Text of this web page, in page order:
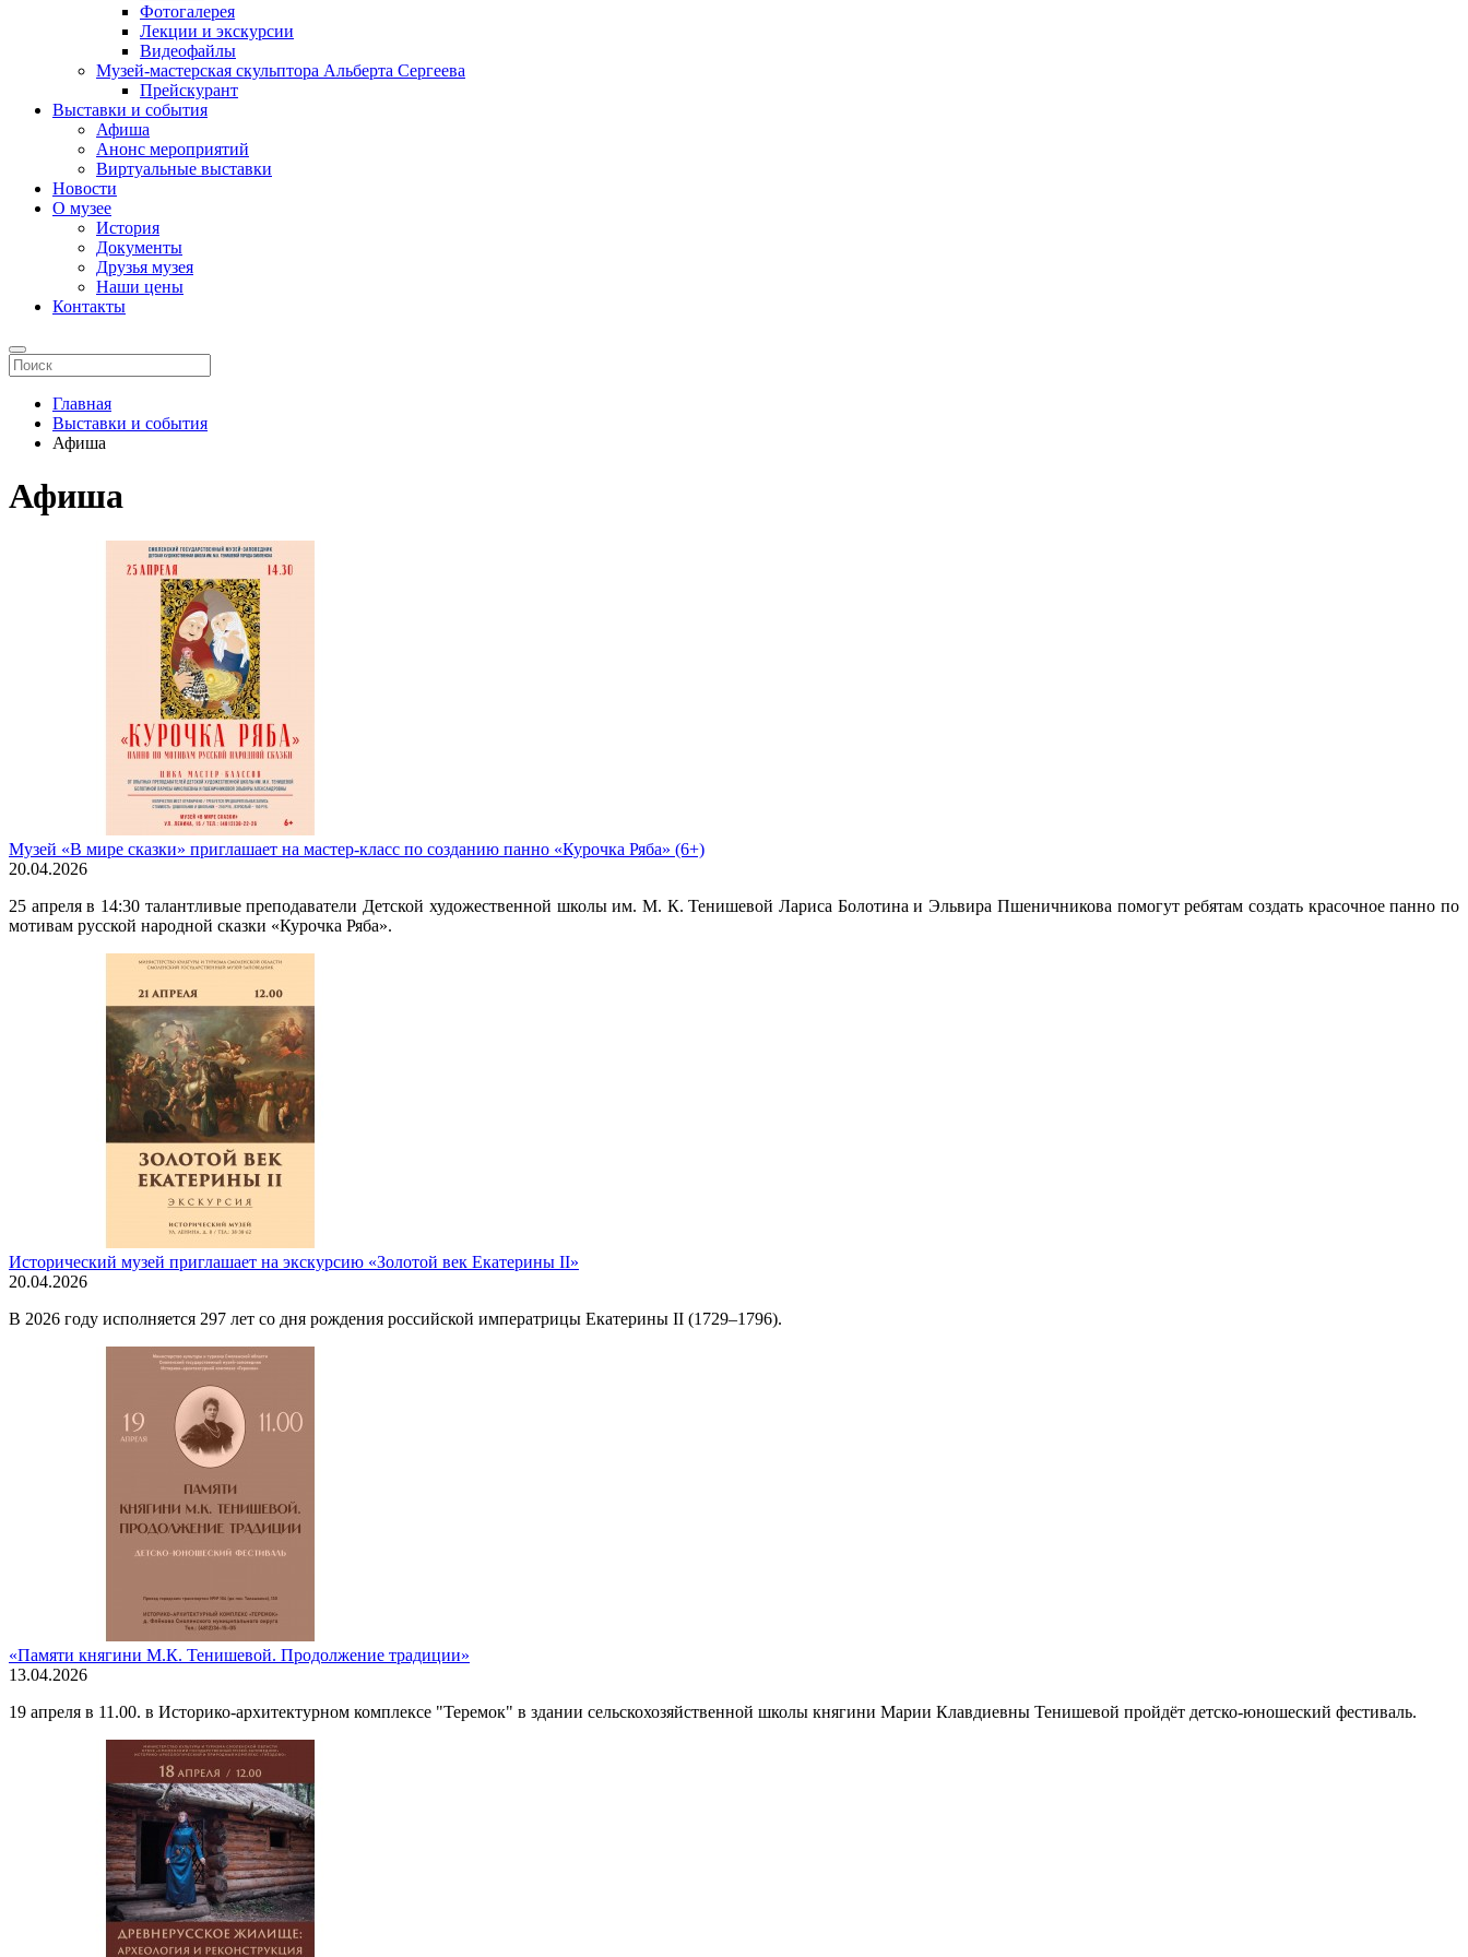
Фотогалерея
Лекции и экскурсии
Видеофайлы
Музей-мастерская скульптора Альберта Сергеева
Прейскурант
Выставки и события
Афиша
Анонс мероприятий
Виртуальные выставки
Новости
О музее
История
Документы
Друзья музея
Наши цены
Контакты
Главная
Выставки и события
Афиша
Афиша
Музей «В мире сказки» приглашает на мастер-класс по созданию панно «Курочка Ряба» (6+)
20.04.2026
25 апреля в 14:30 талантливые преподаватели Детской художественной школы им. М. К. Тенишевой Лариса Болотина и Эльвира Пшеничникова помогут ребятам создать красочное панно по
мотивам русской народной сказки «Курочка Ряба».
Исторический музей приглашает на экскурсию «Золотой век Екатерины II»
20.04.2026
В 2026 году исполняется 297 лет со дня рождения российской императрицы Екатерины II (1729–1796).
«Памяти княгини М.К. Тенишевой. Продолжение традиции»
13.04.2026
19 апреля в 11.00. в Историко-архитектурном комплексе "Теремок" в здании сельскохозяйственной школы княгини Марии Клавдиевны Тенишевой пройдёт детско-юношеский фестиваль.